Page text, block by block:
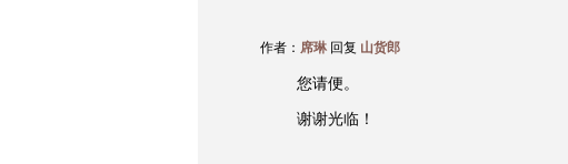
作者： 席琳回复 山货郎
您请便。
谢谢光临！